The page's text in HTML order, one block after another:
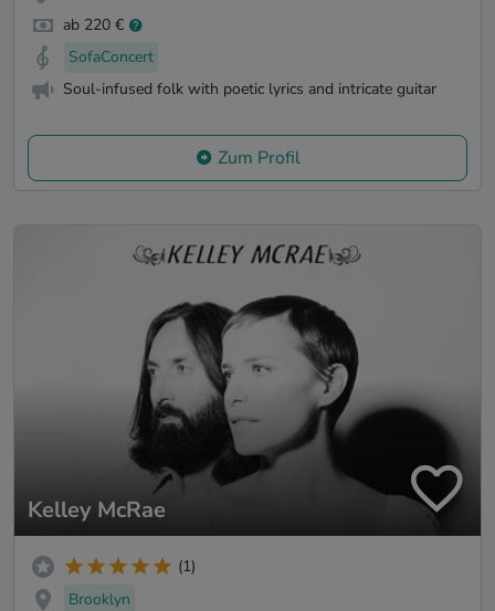
ab 220 €
SofaConcert
Soul-infused folk with poetic lyrics and intricate guitar
Zum Profil
Kelley McRae
(1)
Brooklyn